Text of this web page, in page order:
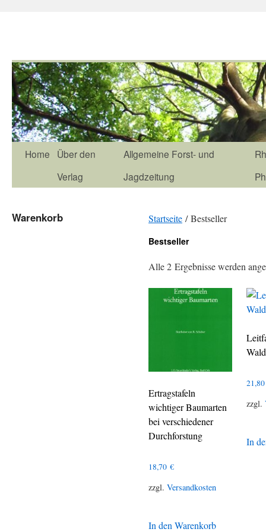
Home
Über den
Verlag
Allgemeine Forst- und
Jagdzeitung
Startseite / Bestseller
Bestseller
Alle 2 Ergebnisse werden
Ertragstafeln
wichtiger Baumarten
bei verschiedener
Durchforstung
18,70 €
zzgl. Versandkosten
In den Warenkorb
zzgl.
In
Warenkorb